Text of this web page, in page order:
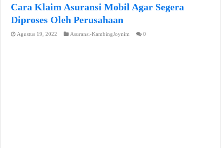
Cara Klaim Asuransi Mobil Agar Segera
Diproses Oleh Perusahaan
Agustus 19, 2022 Asuransi-KambingJoynim 0